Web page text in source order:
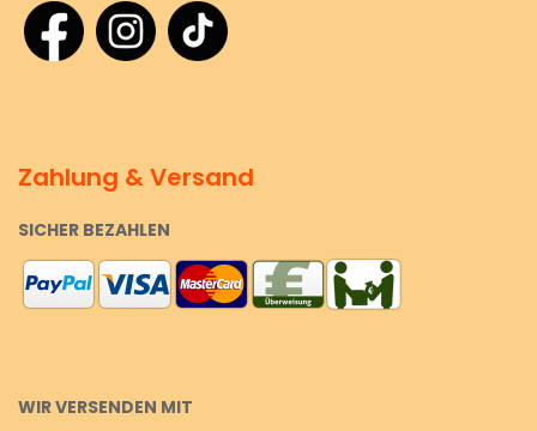
Zahlung & Versand
SICHER BEZAHLEN
WIR VERSENDEN MIT